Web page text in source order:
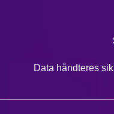
Data håndteres